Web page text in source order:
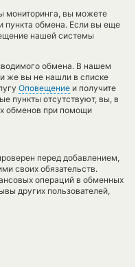
мониторинга, вы можете
пункта обмена. Если вы еще
нашей системы
обмена. В нашем
же вы не нашли в списке
Оповещение и получите
пункты отсутствуют, вы, в
обменов при помощи
перед добавлением,
своих обязательств.
операций в обменных
других пользователей,